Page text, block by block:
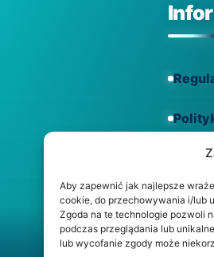
Aby zapewnić jak najlepsze
cookie, do przechowywania i/lub
Zgoda na te technologie pozwoli
podczas przeglądania lub
lub wycofanie zgody może